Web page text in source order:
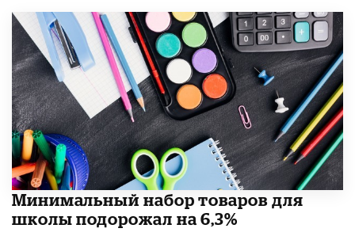
Минимальный набор товаров для
школы подорожал на 6,3%